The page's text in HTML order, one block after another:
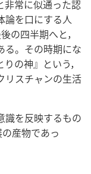
非常に似通った認
論を口にする人
の四半期へと，
る。その時期にな
の神』という，
リスチャンの生活
識を反映するもの
産物であっ